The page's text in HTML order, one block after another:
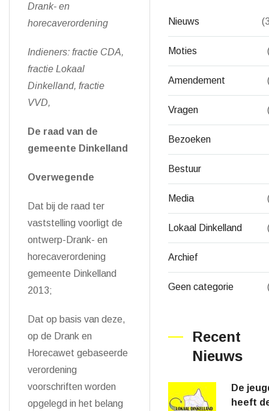
Drank- en
horecaverordening
Indieners: fractie CDA,
fractie Lokaal
Dinkelland, fractie
VVD,
De raad van de
gemeente Dinkelland
Overwegende
Dat bij de raad ter
vaststelling voorligt de
ontwerp-Drank- en
horecaverordening
gemeente Dinkelland
2013;
Dat op basis van deze,
op de Drank en
Horecawet gebaseerde
verordening
voorschriften worden
opgelegd in het belang
Nieuws
Moties
Amendement
Vragen
Bezoeken
Bestuur
Media
Lokaal Dinkelland
Archief
Geen categorie
Recent
Nieuws
De
heeft